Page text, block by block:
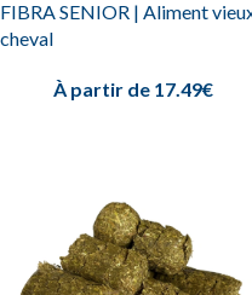
FIBRA SENIOR | Aliment
cheval
À partir de 17.49€